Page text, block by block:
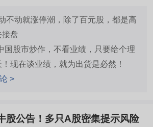
不动就涨停潮，除了百元股，都是高
接盘
国股市炒作，不看业绩，只要给个理
现在谈业绩，就为出货是必然！
查看全部287条评论 >
股公告！多只A股密集提示风险